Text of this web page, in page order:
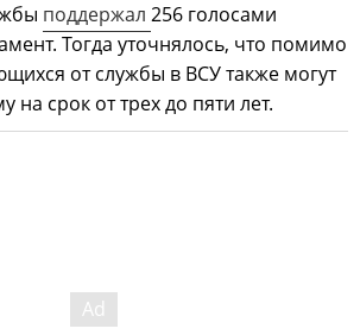
поддержал 256 голосами
Тогда уточнялось, что помимо
от службы в ВСУ также могут
на срок от трех до пяти лет.